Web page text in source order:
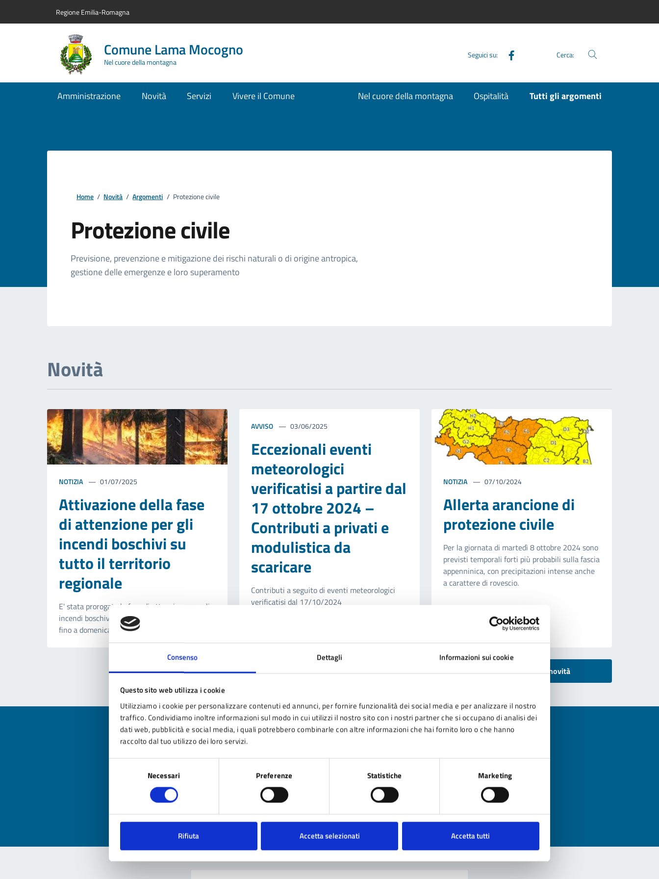
Consenso Dettagli Informazioni sui cookie
Questo sito web utilizza i cookie
Utilizziamo i cookie per personalizzare contenuti ed annunci, per fornire funzionalità dei social media e per analizzare il nostro
traffico. Condividiamo inoltre informazioni sul modo in cui utilizzi il nostro sito con i nostri partner che si occupano di analisi dei
dati web, pubblicità e social media, i quali potrebbero combinarle con altre informazioni che hai fornito loro o che hanno
raccolto dal tuo utilizzo dei loro servizi.
Necessari Preferenze Statistiche Marketing
Rifiuta Accetta selezionati Accetta tutti
Regione Emilia-Romagna
Comune Lama Mocogno
Nel cuore della montagna
Seguici su: Cerca:
Amministrazione Novità Servizi Vivere il Comune Nel cuore della montagna Ospitalità Tutti gli argomenti
Home / Novità / Argomenti / Protezione civile
Protezione civile
Previsione, prevenzione e mitigazione dei rischi naturali o di origine antropica,
gestione delle emergenze e loro superamento
Novità
NOTIZIA 01/07/2025
Attivazione della fase
di attenzione per gli
incendi boschivi su
tutto il territorio
regionale
E' stata prorogata la fase di attenzione per gli
incendi boschivi su tutto il territorio regionale
fino a domenica 28 settembre compresa.
AVVISO 03/06/2025
Eccezionali eventi
meteorologici
verificatisi a partire dal
17 ottobre 2024 –
Contributi a privati e
modulistica da
scaricare
Contributi a seguito di eventi meteorologici
verificatisi dal 17/10/2024
NOTIZIA 07/10/2024
Allerta arancione di
protezione civile
Per la giornata di martedì 8 ottobre 2024 sono
previsti temporali forti più probabili sulla fascia
appenninica, con precipitazioni intense anche
a carattere di rovescio.
Tutte le novità
Valuta 5 stelle su 5
Valuta 4 stelle su 5
Valuta 3 stelle su 5
Valuta 2 stelle su 5
Valuta 1 stelle su 5